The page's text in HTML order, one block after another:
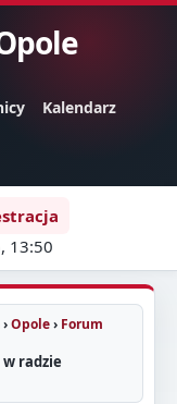
Kalendarz
13:50
›Opole› Forum
radzie